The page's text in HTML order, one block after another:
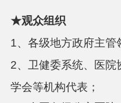
★观众组织
1、各级地方政府主管
2、卫健委系统、医院
学会等机构代表；